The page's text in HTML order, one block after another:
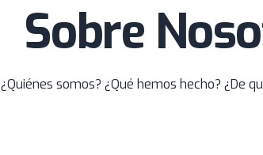
Sobre
¿Quiénes somos? ¿Qué hemos hecho? ¿De